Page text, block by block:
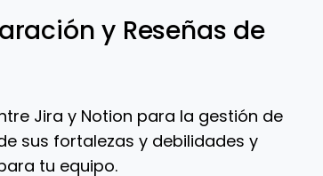
y Reseñas de
Jira y Notion para la gestión de
sus fortalezas y debilidades y
tu equipo.